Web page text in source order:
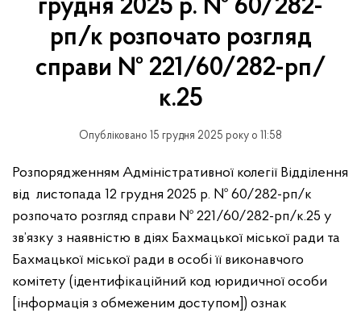
грудня 2025 р. № 60/282-
рп/к розпочато розгляд
справи № 221/60/282-рп/
к.25
Опубліковано 15 грудня 2025 року о 11:58
Розпорядженням Адміністративної колегії Відділення
від листопада 12 грудня 2025 р. № 60/282-рп/к
розпочато розгляд справи № 221/60/282-рп/к.25 у
зв’язку з наявністю в діях Бахмацької міської ради та
Бахмацької міської ради в особі її виконавчого
комітету (ідентифікаційний код юридичної особи
[інформація з обмеженим доступом]) ознак